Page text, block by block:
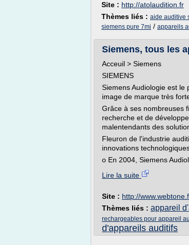
Site : http://atolaudition.fr
Thèmes liés : aide auditive
siemens pure 7mi / appareils
Siemens, tous les
Acceuil > Siemens
SIEMENS
Siemens Audiologie est
image de marque très
Grâce à ses nombreuses
recherche et de
malentendants des
Fleuron de l'industrie
innovations
o En 2004, Siemens
Lire la suite
Site : http://
Thèmes liés : appareil
rechargeables pour appareil
d'appareils auditifs